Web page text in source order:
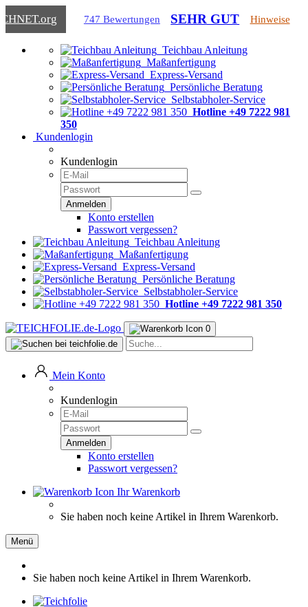
.org 747 Bewertungen SEHR GUT Hinweise
Teichbau Anleitung
Maßanfertigung
Express-Versand
Persönliche Beratung
Selbstabholer-Service
Hotline +49 7222 981
350
Kundenlogin
Kundenlogin
Konto erstellen
Passwort vergessen?
Teichbau Anleitung
Maßanfertigung
Express-Versand
Persönliche Beratung
Selbstabholer-Service
Hotline +49 7222 981 350
0
Mein Konto
Kundenlogin
Konto erstellen
Passwort vergessen?
Ihr Warenkorb
Sie haben noch keine Artikel in Ihrem Warenkorb.
Menü
Sie haben noch keine Artikel in Ihrem Warenkorb.